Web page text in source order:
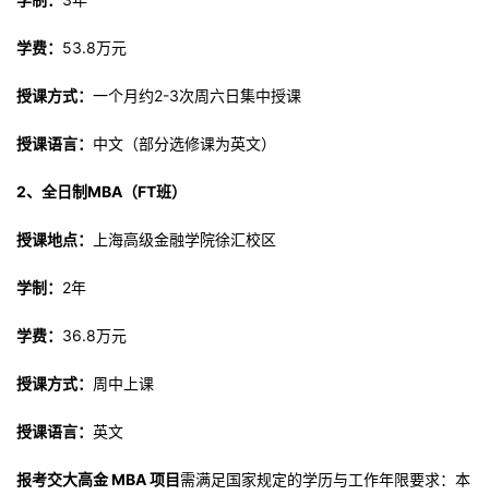
学费： 53.8万元
授课方式： 一个月约2-3次周六日集中授课
授课语言： 中文（部分选修课为英文）
2、全日制MBA（FT班）
授课地点： 上海高级金融学院徐汇校区
学制： 2年
学费： 36.8万元
授课方式： 周中上课
授课语言： 英文
报考交大高金 MBA 项目需满足国家规定的学历与工作年限要求：本